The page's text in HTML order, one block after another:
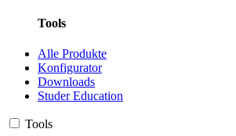
Tools
Alle Produkte
Konfigurator
Downloads
Studer Education
Tools